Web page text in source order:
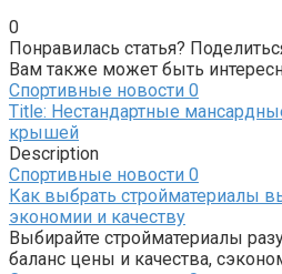
0
Понравилась статья?
Вам также может быть
Спортивные новости 0
Title: Нестандартные
крышей
Description
Спортивные новости 0
Как выбрать стройматериалы
экономии и качеству
Выбирайте стройматериалы
баланс цены и качества,